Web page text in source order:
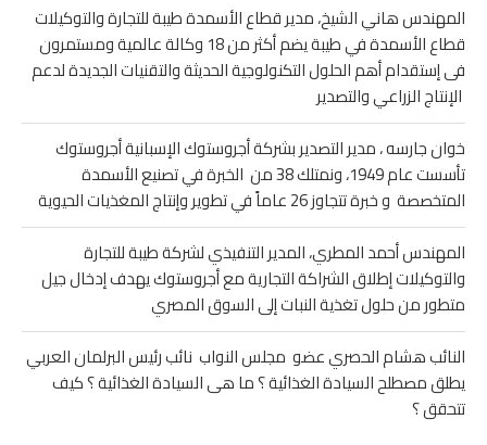
المهندس هاني الشيخ، مدير قطاع الأسمدة طيبة للتجارة والتوكيلات
قطاع الأسمدة في طيبة يضم أكثر من 18 وكالة عالمية ومستمرون
فى إستقدام أهم الحلول التكنولوجية الحديثة والتقنيات الجديدة لدعم
الإنتاج الزراعي والتصدير
خوان جارسه ، مدير التصدير بشركة أجروستوك الإسبانية أجروستوك
تأسست عام 1949، ونمتلك 38 من الخبرة في تصنيع الأسمدة
المتخصصة و خبرة تتجاوز 26 عاماً في تطوير وإنتاج المغذيات الحيوية
المهندس أحمد المطري، المدير التنفيذي لشركة طيبة للتجارة
والتوكيلات إطلاق الشراكة التجارية مع أجروستوك يهدف إدخال جيل
متطور من حلول تغذية النبات إلى السوق المصري
النائب هشام الحصري عضو مجلس النواب نائب رئيس البرلمان العربي
يطلق مصطلح السيادة الغذائية ؟ ما هى السيادة الغذائية ؟ كيف
تتحقق ؟